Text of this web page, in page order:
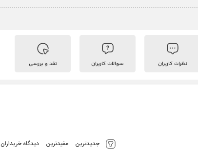
نظرات کاربران سوالات کاربران نقد و بررسی
جدیدترین مفیدترین دیدگاه خریداران